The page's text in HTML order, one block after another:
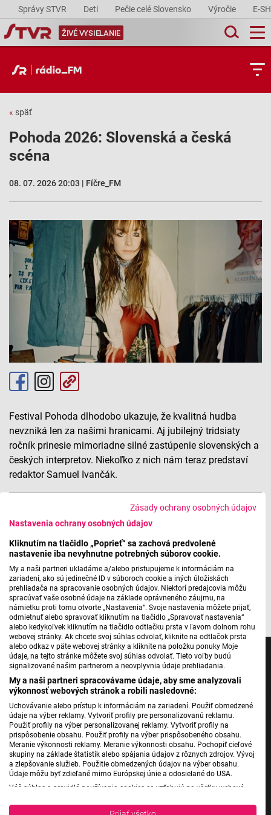
Zásady ochrany osobných údajov
Nastavenia ochrany osobných údajov
Kliknutím na tlačidlo „Poprieť“ sa zachová predvolené
nastavenie iba nevyhnutne potrebných súborov cookie.
My a naši partneri ukladáme a/alebo pristupujeme k informáciám na
zariadení, ako sú jedinečné ID v súboroch cookie a iných úložiskách
prehliadača na spracovanie osobných údajov. Niektorí predajcovia môžu
spracúvať vaše osobné údaje na základe oprávneného záujmu, na
námietku proti tomu otvorte „Nastavenia“. Svoje nastavenia môžete prijať,
odmietnuť alebo spravovať kliknutím na tlačidlo „Spravovať nastavenia“
alebo kedykoľvek kliknutím na tlačidlo odtlačku prsta v ľavom dolnom rohu
webovej stránky. Ak chcete svoj súhlas odvolať, kliknite na odtlačok prsta
alebo odkaz v päte webovej stránky a kliknite na položku ponuky Moje
údaje, na tejto stránke môžete svoj súhlas odvolať. Tieto voľby budú
signalizované našim partnerom a neovplyvnia údaje prehliadania.
My a naši partneri spracovávame údaje, aby sme analyzovali
výkonnosť webových stránok a robili nasledovné:
Uchovávanie alebo prístup k informáciám na zariadení. Použiť obmedzené
údaje na výber reklamy. Vytvoriť profily pre personalizovanú reklamu.
Použiť profily na výber personalizovanej reklamy. Vytvoriť profily na
prispôsobenie obsahu. Použiť profily na výber prispôsobeného obsahu.
Meranie výkonnosti reklamy. Meranie výkonnosti obsahu. Pochopiť cieľové
skupiny na základe štatistík alebo spájania údajov z rôznych zdrojov. Vývoj
a zlepšovanie služieb. Použitie obmedzených údajov na výber obsahu.
Údaje môžu byť zdieľané mimo Európskej únie a odosielané do USA.
Váš súhlas a pravidlá používania cookies sa vzťahujú na všetky webové
Stred, Rádio Regina Západ, Rádio Patria, Rádio Devín, RTVS, Hudobné
Správy STVR Deti Pečie celé Slovensko Výročie E-
ŽIVÉ VYSIELANIE
« späť
Pohoda 2026: Slovenská a česká
scéna
08. 07. 2026 20:03 | Fíčre_FM
Festival Pohoda dlhodobo ukazuje, že kvalitná hudba
nevzniká len za našimi hranicami. Aj jubilejný tridsiaty
ročník prinesie mimoriadne silné zastúpenie slovenských a
českých interpretov. Niekoľko z nich nám teraz predstaví
redaktor Samuel Ivančák.
Pohoda 2026: Slovenská a česká scéna
Máte problém s prehrávaním?Nahláste nám chybuv prehrávači.
Pripravil: Samuel Ivančák
Jednotka
Dvojka
24
Šport
Správy STVR
Podcasty